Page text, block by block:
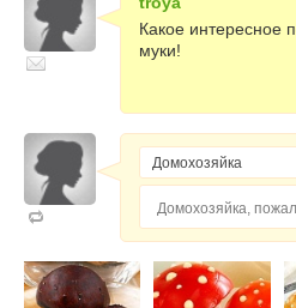
Какое интересное
муки!